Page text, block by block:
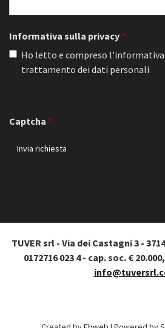
Informativa sulla privacy
Ho letto e compreso l'informativa
trattamento dei dati personali
Captcha
TUVER srl - Via dei Castagni 3 -
0172716 023 4 - cap. soc. €